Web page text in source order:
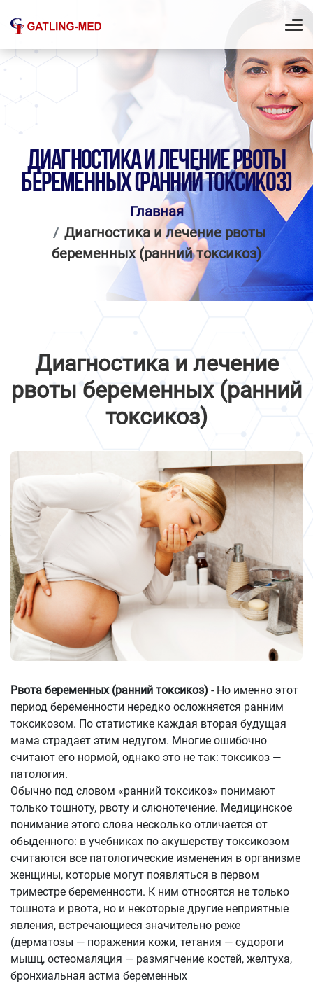
ДИАГНОСТИКА И ЛЕЧЕНИЕ РВОТЫ
БЕРЕМЕННЫХ (РАННИЙ ТОКСИКОЗ)
Главная
Диагностика и лечение рвоты
беременных (ранний токсикоз)
Диагностика и лечение
рвоты беременных (ранний
токсикоз)
Рвота беременных (ранний токсикоз) - Но именно этот
период беременности нередко осложняется ранним
токсикозом. По статистике каждая вторая будущая
мама страдает этим недугом. Многие ошибочно
считают его нормой, однако это не так: токсикоз —
патология.
Обычно под словом «ранний токсикоз» понимают
только тошноту, рвоту и слюнотечение. Медицинское
понимание этого слова несколько отличается от
обыденного: в учебниках по акушерству токсикозом
считаются все патологические изменения в организме
женщины, которые могут появляться в первом
триместре беременности. К ним относятся не только
тошнота и рвота, но и некоторые другие неприятные
явления, встречающиеся значительно реже
(дерматозы — поражения кожи, тетания — судороги
мышц, остеомаляция — размягчение костей, желтуха,
бронхиальная астма беременных